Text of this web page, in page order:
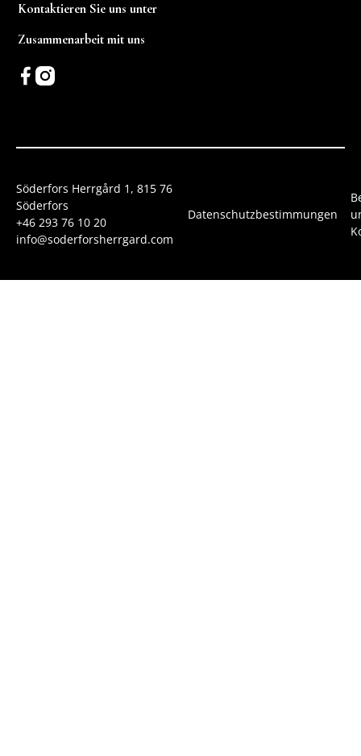
Kontaktieren Sie uns unter
Zusammenarbeit mit uns
Söderfors Herrgård 1, 815 76
Söderfors
+46 293 76 10 20
info@soderforsherrgard.com
Datenschutzbestimmungen